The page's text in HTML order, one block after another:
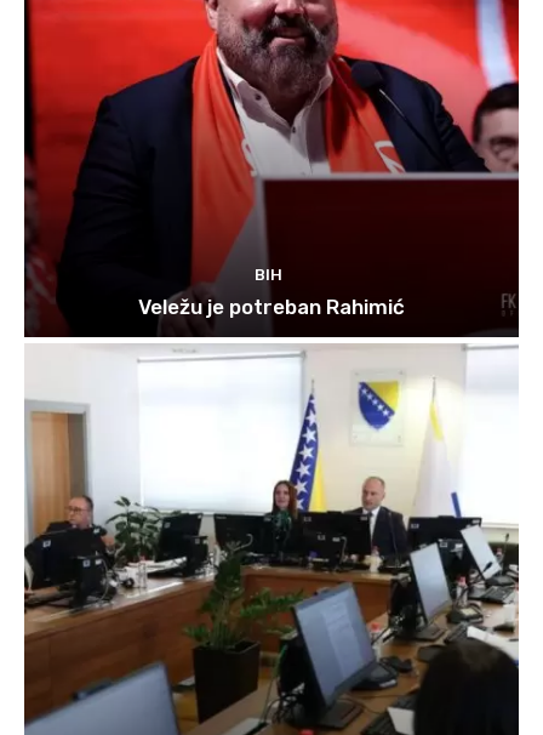
BIH
Veležu je potreban Rahimić